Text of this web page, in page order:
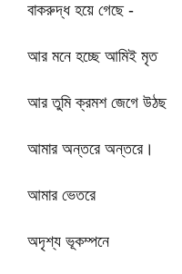
বাকরুদ্ধ হয়ে গেছে -
আর মনে হচ্ছে আমিই মৃত
আর তুমি ক্রমশ জেগে উঠছ
আমার অন্তরে অন্তরে।
আমার ভেতরে
অদৃশ্য ভূকম্পনে